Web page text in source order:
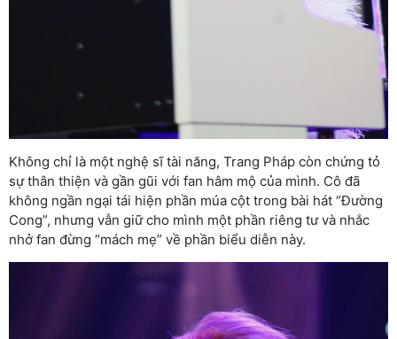
Không chỉ là một nghệ sĩ tài năng, Trang Pháp còn chứng tỏ
sự thân thiện và gần gũi với fan hâm mộ của mình. Cô đã
không ngần ngại tái hiện phần múa cột trong bài hát “Đường
Cong”, nhưng vẫn giữ cho mình một phần riêng tư và nhắc
nhở fan đừng “mách mẹ” về phần biểu diễn này.